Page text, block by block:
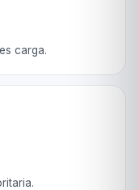
carga.